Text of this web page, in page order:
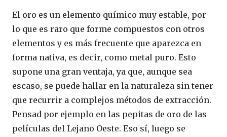
El oro es un elemento químico muy estable, por
lo que es raro que forme compuestos con otros
elementos y es más frecuente que aparezca en
forma nativa, es decir, como metal puro. Esto
supone una gran ventaja, ya que, aunque sea
escaso, se puede hallar en la naturaleza sin tener
que recurrir a complejos métodos de extracción.
Pensad por ejemplo en las pepitas de oro de las
películas del Lejano Oeste. Eso sí, luego se